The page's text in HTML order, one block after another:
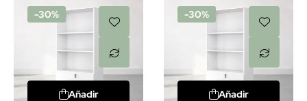
-30%
Añadir
-30%
Añadir